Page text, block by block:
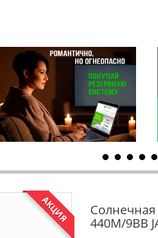
АКЦИЯ
Солнечная
440M/9ВВ